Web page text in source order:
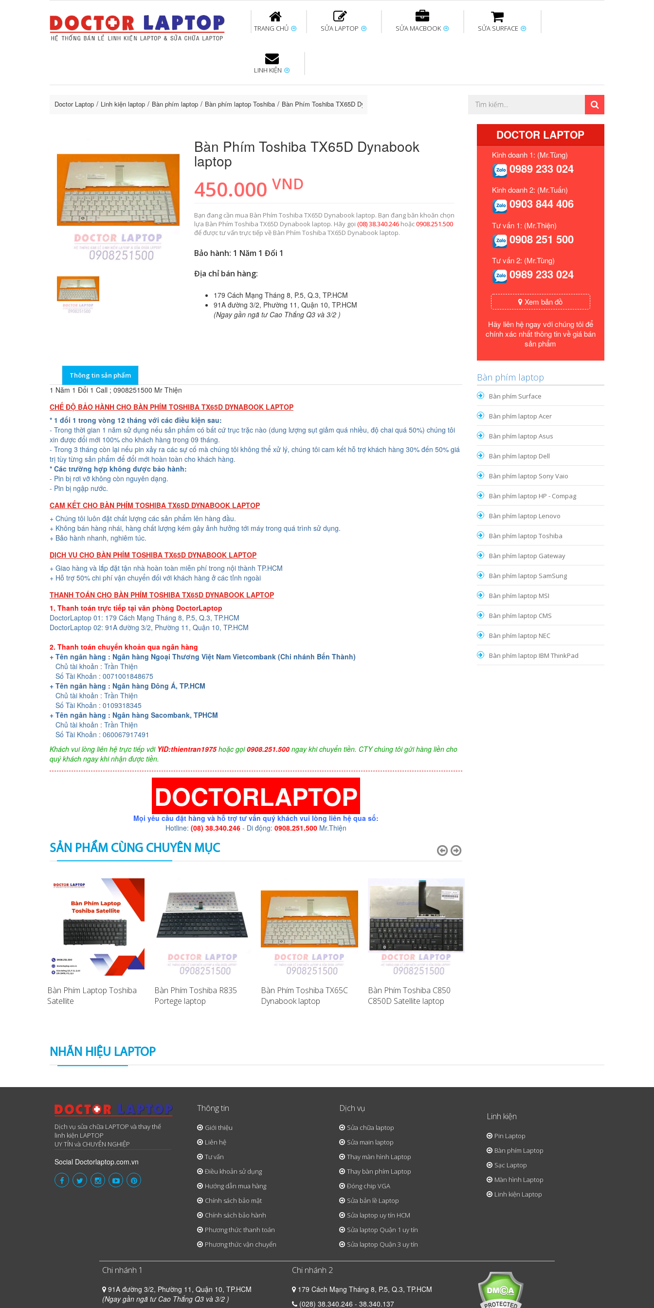
TRANG CHỦ SỬA LAPTOP
Sửa Laptop uy tín Thay bàn phím Thay màn hình Thay Pin Laptop
SỬA MACBOOK
Sửa Macbook uy tín Thay pin Macbook Thay màn hình Thay bàn phím
SỬA SURFACE
Thay pin Surface Sửa Surface không Thay sạc Surface Sửa Mainboard
LINH KIỆN
Doctor Laptop Linh kiện laptop Bàn phím laptop Bàn phím laptop Toshiba Bàn Phím Toshiba TX65D Dynabook laptop
Bàn Phím Toshiba TX65D Dynabook
laptop
450.000 VND
Bạn đang cần mua Bàn Phím Toshiba TX65D Dynabook laptop. Bạn đang băn khoăn chọn
lựa Bàn Phím Toshiba TX65D Dynabook laptop. Hãy gọi(08) 38.340.246 hoặc0908.251.500
để được tư vấn trực tiếp về Bàn Phím Toshiba TX65D Dynabook laptop.
Bảo hành: 1 Năm 1 Đổi 1
Địa chỉ bán hàng:
179 Cách Mạng Tháng 8, P.5, Q.3, TP.HCM
91A đường 3/2, Phường 11, Quận 10, TP.HCM
(Ngay gần ngã tư Cao Thắng Q3 và 3/2 )
Thông tin sản phẩm
1 Năm 1 Đổi 1 Call ; 0908251500 Mr Thiện
CHẾ ĐỘ BẢO HÀNH CHO BÀN PHÍM TOSHIBA TX65D DYNABOOK LAPTOP
* 1 đổi 1 trong vòng 12 tháng với các điều kiện sau:
- Trong thời gian 1 năm sử dụng nếu sản phẩm có bất cứ trục trặc nào (dung lượng sụt giảm quá nhiều, độ chai quá 50%) chúng tôi
xin được đổi mới 100% cho khách hàng trong 09 tháng.
- Trong 3 tháng còn lại nếu pin xảy ra các sự cố mà chúng tôi không thể xử lý, chúng tôi cam kết hỗ trợ khách hàng 30% đến 50% giá
trị tùy từng sản phẩm để đổi mới hoàn toàn cho khách hàng.
* Các trường hợp không được bảo hành:
- Pin bị rơi vỡ không còn nguyên dạng.
- Pin bị ngập nước.
CAM KẾT CHO BÀN PHÍM TOSHIBA TX65D DYNABOOK LAPTOP
+ Chúng tôi luôn đặt chất lượng các sản phẩm lên hàng đầu.
+ Không bán hàng nhái, hàng chất lượng kém gây ảnh hưởng tới máy trong quá trình sử dụng.
+ Bảo hành nhanh, nghiêm túc.
DỊCH VỤ CHO BÀN PHÍM TOSHIBA TX65D DYNABOOK LAPTOP
+ Giao hàng và lắp đặt tận nhà hoàn toàn miễn phí trong nội thành TP.HCM
+ Hỗ trợ 50% chi phí vận chuyển đối với khách hàng ở các tỉnh ngoài
THANH TOÁN CHO BÀN PHÍM TOSHIBA TX65D DYNABOOK LAPTOP
1. Thanh toán trực tiếp tại văn phòng DoctorLaptop
DoctorLaptop 01: 179 Cách Mạng Tháng 8, P.5, Q.3, TP.HCM
DoctorLaptop 02: 91A đường 3/2, Phường 11, Quận 10, TP.HCM
2. Thanh toán chuyển khoản qua ngân hàng
+ Tên ngân hàng : Ngân hàng Ngoại Thương Việt Nam Vietcombank (Chi nhánh Bến Thành)
Chủ tài khoản : Trần Thiện
Số Tài Khoản : 0071001848675
+ Tên ngân hàng : Ngân hàng Đông Á, TP.HCM
Chủ tài khoản : Trần Thiện
Số Tài Khoản : 0109318345
+ Tên ngân hàng : Ngân hàng Sacombank, TPHCM
Chủ tài khoản : Trần Thiện
Số Tài Khoản : 060067917491
Khách vui lòng liên hệ trực tiếp với YID:thientran1975hoặc gọi0908.251.500 ngay khi chuyển tiền. CTY chúng tôi gửi hàng liền cho
quý khách ngay khi nhận được tiền.
DOCTORLAPTOP
Mọi yêu cầu đặt hàng và hỗ trợ tư vấn quý khách vui lòng liên hệ qua số:
Hotline: (08) 38.340.246- Di động: 0908.251.500Mr.Thiện
SẢN PHẨM CÙNG CHUYÊN MỤC
Bàn Phím Laptop Toshiba
Satellite
Bàn Phím Toshiba R835
Portege laptop
Bàn Phím Toshiba TX65C
Dynabook laptop
Bàn Phím Toshiba C850
C850D Satellite laptop
DOCTOR LAPTOP
Kinh doanh 1: (Mr.Tùng)
0989 233 024
Kinh doanh 2: (Mr.Tuấn)
0903 844 406
Tư vấn 1: (Mr.Thiện)
0908 251 500
Tư vấn 2: (Mr.Tùng)
0989 233 024
Xem bản đồ
Hãy liên hệ ngay với chúng tôi để
chính xác nhất thông tin về giá bán
sản phẩm
Bàn phím laptop
Bàn phím Surface
Bàn phím laptop Acer
Bàn phím laptop Asus
Bàn phím laptop Dell
Bàn phím laptop Sony Vaio
Bàn phím laptop HP - Compag
Bàn phím laptop Lenovo
Bàn phím laptop Toshiba
Bàn phím laptop Gateway
Bàn phím laptop SamSung
Bàn phím laptop MSI
Bàn phím laptop CMS
Bàn phím laptop NEC
Bàn phím laptop IBM ThinkPad
NHÃN HIỆU LAPTOP
Dịch vụ sửa chữa LAPTOP và thay thế
linh kiện LAPTOP
UY TÍN và CHUYÊN NGHIỆP
Social Doctorlaptop.com.vn
Thông tin
Giới thiệu
Liên hệ
Tư vấn
Điều khoản sử dụng
Hướng dẫn mua hàng
Chính sách bảo mật
Chính sách bảo hành
Phương thức thanh toán
Phương thức vận chuyển
Dịch vụ
Sửa chữa laptop
Sửa main laptop
Thay màn hình Laptop
Thay bàn phím Laptop
Đóng chip VGA
Sửa bản lề Laptop
Sửa laptop uy tín HCM
Sửa laptop Quận 1 uy tín
Sửa laptop Quận 3 uy tín
Linh kiện
Pin Laptop
Bàn phím Laptop
Sạc Laptop
Màn hình Laptop
Linh kiện Laptop
Chi nhánh 1
91A đường 3/2, Phường 11, Quận 10, TP.HCM
(Ngay gần ngã tư Cao Thắng Q3 và 3/2 )
Chi nhánh 2
179 Cách Mạng Tháng 8, P.5, Q.3, TP.HCM
(028) 38.340.246 - 38.340.137